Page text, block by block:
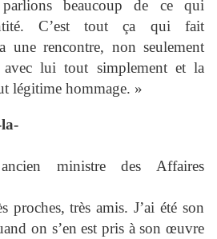
beaucoup de ce qui
C’est tout ça qui fait
une rencontre, non seulement
avec lui tout simplement et la
légitime hommage. »
ministre des Affaires
proches, très amis. J’ai été son
on s’en est pris à son œuvre